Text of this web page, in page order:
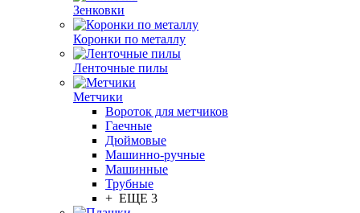
Зенковки
Коронки по металлу
Ленточные пилы
Метчики
Вороток для метчиков
Гаечные
Дюймовые
Машинно-ручные
Машинные
Трубные
+ ЕЩЕ 3